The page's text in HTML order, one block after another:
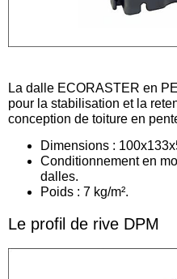
La dalle ECORASTER en
pour la stabilisation et la
conception de toiture en
Dimensions :
Conditionnement en
dalles.
Poids : 7 kg/m².
Le profil de rive DPM